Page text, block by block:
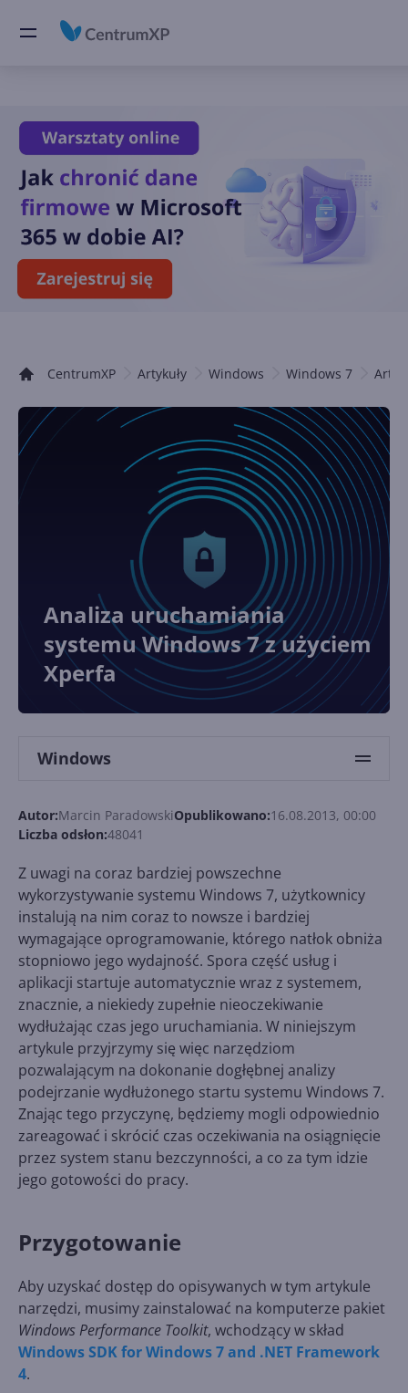
CentrumXP Artykuły Windows Windows 7
Analiza uruchamiania
systemu Windows 7 z użyciem
Xperfa
Windows
Autor:Marcin ParadowskiOpublikowano:16.08.2013, 00:00
Liczba odsłon:48041
Z uwagi na coraz bardziej powszechne
wykorzystywanie systemu Windows 7, użytkownicy
instalują na nim coraz to nowsze i bardziej
wymagające oprogramowanie, którego natłok obniża
stopniowo jego wydajność. Spora część usług i
aplikacji startuje automatycznie wraz z systemem,
znacznie, a niekiedy zupełnie nieoczekiwanie
wydłużając czas jego uruchamiania. W niniejszym
artykule przyjrzymy się więc narzędziom
pozwalającym na dokonanie dogłębnej analizy
podejrzanie wydłużonego startu systemu Windows 7.
Znając tego przyczynę, będziemy mogli odpowiednio
zareagować i skrócić czas oczekiwania na osiągnięcie
przez system stanu bezczynności, a co za tym idzie
jego gotowości do pracy.
Przygotowanie
Aby uzyskać dostęp do opisywanych w tym artykule
narzędzi, musimy zainstalować na komputerze pakiet
Windows Performance Toolkit, wchodzący w skład
Windows SDK for Windows 7 and .NET Framework
4.